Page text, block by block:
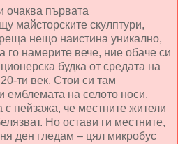
очаква първата
майсторските скулптури,
нещо наистина уникално,
го намерите вече, ние обаче си
будка от средата на
ти век. Стои си там
емблемата на селото носи.
с пейзажа, че местните жители
Но остави ги местните,
ден гледам – цял микробус